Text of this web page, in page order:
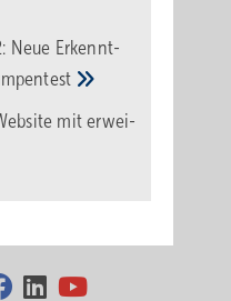
Neue Erkennt­
mit erwei­